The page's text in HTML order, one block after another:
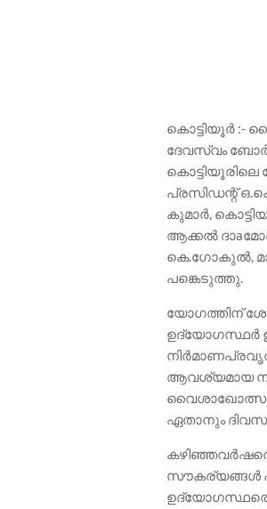
കൊട്ടിയൂർ :-
ദേവസ്വം
പ്രസിഡന്റ്
കുമാർ,
ആക്കൽ
കെ.ഗോകുൽ,
പങ്കെടുത്തു.
യോഗത്തിന്
ഉദ്യോഗസ്ഥർ
ആവശ്യമായ
ഏതാനും
സൗകര്യങ്ങൾ